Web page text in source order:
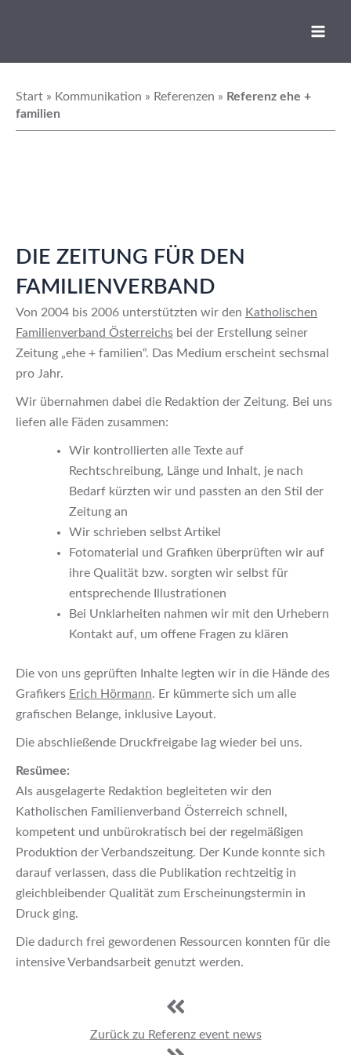
Start » Kommunikation » Referenzen » Referenz ehe +
familien
DIE ZEITUNG FÜR DEN
FAMILIENVERBAND
Von 2004 bis 2006 unterstützten wir den Katholischen
Familienverband Österreichs bei der Erstellung seiner
Zeitung „ehe + familien“. Das Medium erscheint sechsmal
pro Jahr.
Wir übernahmen dabei die Redaktion der Zeitung. Bei uns
liefen alle Fäden zusammen:
Wir kontrollierten alle Texte auf
Rechtschreibung, Länge und Inhalt, je nach
Bedarf kürzten wir und passten an den Stil der
Zeitung an
Wir schrieben selbst Artikel
Fotomaterial und Grafiken überprüften wir auf
ihre Qualität bzw. sorgten wir selbst für
entsprechende Illustrationen
Bei Unklarheiten nahmen wir mit den Urhebern
Kontakt auf, um offene Fragen zu klären
Die von uns geprüften Inhalte legten wir in die Hände des
Grafikers Erich Hörmann. Er kümmerte sich um alle
grafischen Belange, inklusive Layout.
Die abschließende Druckfreigabe lag wieder bei uns.
Resümee:
Als ausgelagerte Redaktion begleiteten wir den
Katholischen Familienverband Österreich schnell,
kompetent und unbürokratisch bei der regelmäßigen
Produktion der Verbandszeitung. Der Kunde konnte sich
darauf verlassen, dass die Publikation rechtzeitig in
gleichbleibender Qualität zum Erscheinungstermin in
Druck ging.
Die dadurch frei gewordenen Ressourcen konnten für die
intensive Verbandsarbeit genutzt werden.
Zurück zu Referenz event news